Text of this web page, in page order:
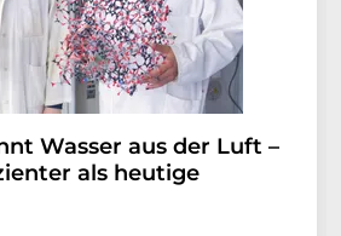
Wasser aus der Luft –
als heutige